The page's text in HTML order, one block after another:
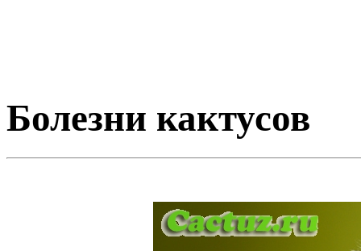
Болезни кактусов